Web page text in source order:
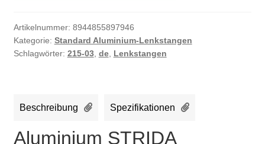
Artikelnummer: 8944855897946
Kategorie: Standard Aluminium-Lenkstangen
Schlagwörter: 215-03, de, Lenkstangen
Beschreibung Spezifikationen
Aluminium STRIDA